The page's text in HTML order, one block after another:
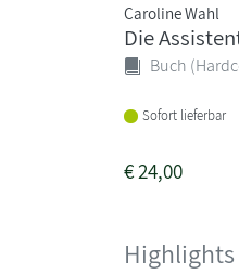
Caroline Wahl
Die
Buch
Sofort lieferbar
€24,00